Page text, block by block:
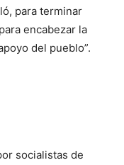
para terminar
encabezar la
del pueblo”.
socialistas de